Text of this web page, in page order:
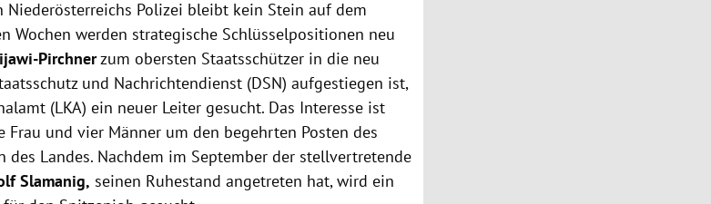
Niederösterreichs Polizei bleibt kein Stein auf dem
Wochen werden strategische Schlüsselpositionen neu
Pirchnerzum obersten Staatsschützer in die neu
und Nachrichtendienst (DSN) aufgestiegen ist,
(LKA) ein neuer Leiter gesucht. Das Interesse ist
und vier Männer um den begehrten Posten des
Landes. Nachdem im September der stellvertretende
Slamanig, seinen Ruhestand angetreten hat, wird ein